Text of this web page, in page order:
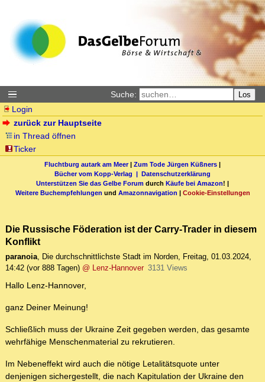
Suche: Los
Login
zurück zur Hauptseite
in Thread öffnen
Ticker
Fluchtburg autark am Meer| Zum Tode Jürgen Küßners |
Bücher vom Kopp-Verlag | Datenschutzerklärung
Unterstützen Sie das Gelbe Forum durch Käufe bei Amazon! |
Weitere Buchempfehlungen und Amazonnavigation | Cookie-Einstellungen
Die Russische Föderation ist der Carry-Trader in diesem
Konflikt
paranoia, Die durchschnittlichste Stadt im Norden, Freitag, 01.03.2024,
14:42 (vor 888 Tagen) @ Lenz-Hannover 3131 Views
Hallo Lenz-Hannover,
ganz Deiner Meinung!
Schließlich muss der Ukraine Zeit gegeben werden, das gesamte
wehrfähige Menschenmaterial zu rekrutieren.
Im Nebeneffekt wird auch die nötige Letalitätsquote unter
denjenigen sichergestellt, die nach Kapitulation der Ukraine den